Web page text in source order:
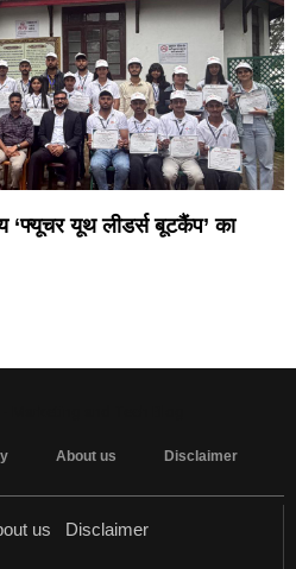
‘फ्यूचर यूथ लीडर्स बूटकैंप’ का
About us Disclaimer
us Disclaimer